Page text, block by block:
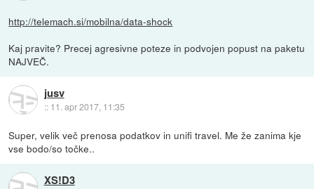
http://telemach.si/mobilna/data-shock
Kaj pravite? Precej agresivne poteze in podvojen popust na paketu
NAJVEČ.
jusv
:: 11. apr 2017, 11:35
Super, velik več prenosa podatkov in unifi travel. Me že zanima kje
vse bodo/so točke..
XS!D3